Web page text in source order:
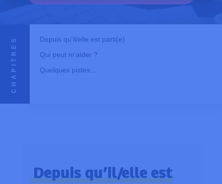
Depuis qu’il/elle est
CHAPITRES
Depuis qu'il/elle est parti(e)
Qui peut m'aider ?
Quelques pistes...